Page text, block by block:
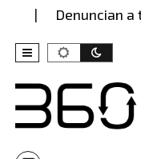
Denuncian a